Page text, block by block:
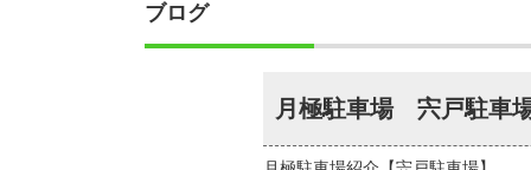
ブログ
月極駐車場 宍戸駐車